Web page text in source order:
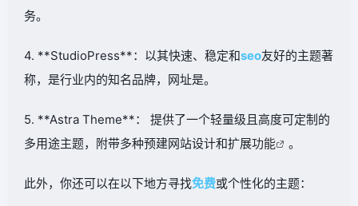
务。
4. **StudioPress**：以其快速、稳定和seo友好的主题著
称，是行业内的知名品牌，网址是。
5. **Astra Theme**： 提供了一个轻量级且高度可定制的
多用途主题，附带多种预建网站设计和扩展功能 。
此外，你还可以在以下地方寻找免费或个性化的主题：